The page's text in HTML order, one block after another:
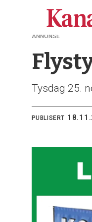
ANNONSE
Tysdag 25.
PUBLISERT